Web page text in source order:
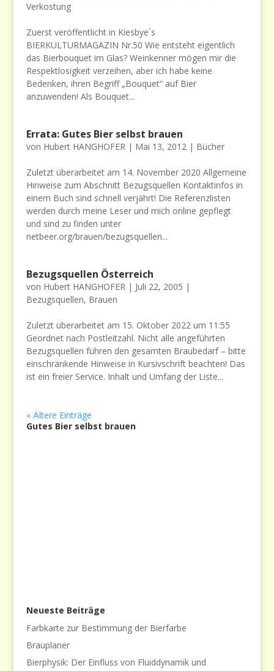
Verkostung
Zuerst veröffentlicht in Kiesbye´s
BIERKULTURMAGAZIN Nr.50 Wie entsteht eigentlich
das Bierbouquet im Glas? Weinkenner mögen mir die
Respektlosigkeit verzeihen, aber ich habe keine
Bedenken, ihren Begriff „Bouquet“ auf Bier
anzuwenden! Als Bouquet...
Errata: Gutes Bier selbst brauen
von Hubert HANGHOFER| Mai 13, 2012| Bücher
Zuletzt überarbeitet am 14. November 2020 Allgemeine
Hinweise zum Abschnitt Bezugsquellen Kontaktinfos in
einem Buch sind schnell verjährt! Die Referenzlisten
werden durch meine Leser und mich online gepflegt
und sind zu finden unter
netbeer.org/brauen/bezugsquellen...
Bezugsquellen Österreich
von Hubert HANGHOFER| Juli 22, 2005 |
Bezugsquellen, Brauen
Zuletzt überarbeitet am 15. Oktober 2022 um 11:55
Geordnet nach Postleitzahl. Nicht alle angeführten
Bezugsquellen führen den gesamten Braubedarf – bitte
einschränkende Hinweise in Kursivschrift beachten! Das
ist ein freier Service. Inhalt und Umfang der Liste...
« Ältere Einträge
Gutes Bier selbst brauen
Neueste Beiträge
Farbkarte zur Bestimmung der Bierfarbe
Brauplaner
Bierphysik: Der Einfluss von Fluiddynamik und